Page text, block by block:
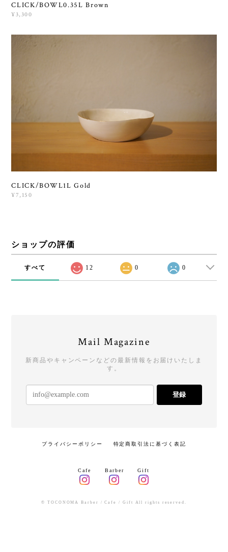
CLICK/BOWL0.35L Brown
¥3,300
CLICK/BOWL1L Gold
¥7,150
ショップの評価
すべて 12 0 0
Mail Magazine
新商品やキャンペーンなどの最新情報をお届けいたしま
す。
登録
プライバシーポリシー 特定商取引法に基づく表記
Cafe Barber Gift
© TOCONOMA Barber / Cafe / Gift All rights reserved.